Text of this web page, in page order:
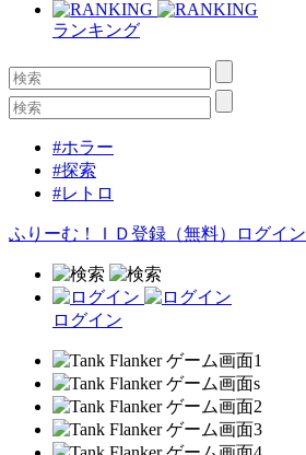
ランキング
#ホラー
#探索
#レトロ
ふりーむ！ＩＤ登録（無料） ログイン
ログイン